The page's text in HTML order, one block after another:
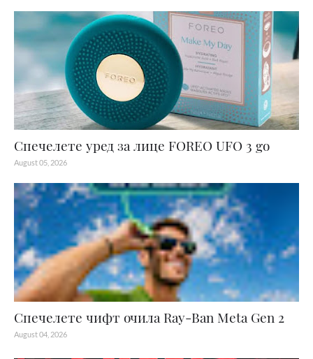
Спечелете уред за лице FOREO UFO 3 go
August 05, 2026
Спечелете чифт очила Ray-Ban Meta Gen 2
August 04, 2026